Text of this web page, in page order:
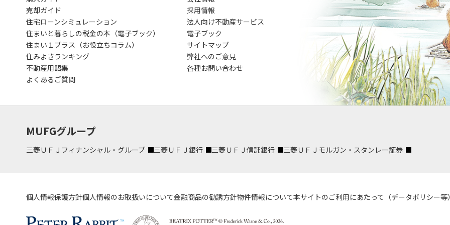
売却ガイド
住宅ローンシミュレーション
住まいと暮らしの税金の本（電子ブック）
住まい１プラス（お役立ちコラム）
住みよさランキング
不動産用語集
よくあるご質問
採用情報
法人向け不動産サービス
電子ブック
サイトマップ
弊社へのご意見
各種お問い合わせ
MUFGグループ
三菱ＵＦＪフィナンシャル・グループ 三菱ＵＦＪ銀行 三菱ＵＦＪ信託銀行 三菱ＵＦＪモルガン・スタンレー証券
個人情報保護方針個人情報のお取扱いについて金融商品の勧誘方針物件情報について本サイトのご利用にあたって（データポリシー等